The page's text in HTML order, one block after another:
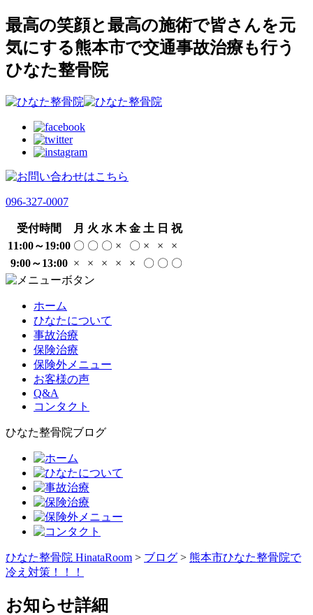
最高の笑顔と最高の施術で皆さんを元
気にする熊本市で交通事故治療も行う
ひなた整骨院
096-327-0007
受付時間 月 火 水 木 金 土 日 祝
11:00～19:00 〇 〇 〇 × 〇 × ×
×
9:00～13:00 × × × × × 〇 〇 〇
ホーム
ひなたについて
事故治療
保険治療
保険外メニュー
お客様の声
Q&A
コンタクト
ひなた整骨院ブログ
ひなた整骨院 HinataRoom > ブログ > 熊本市ひなた整骨院で
冷え対策！！！
お知らせ詳細